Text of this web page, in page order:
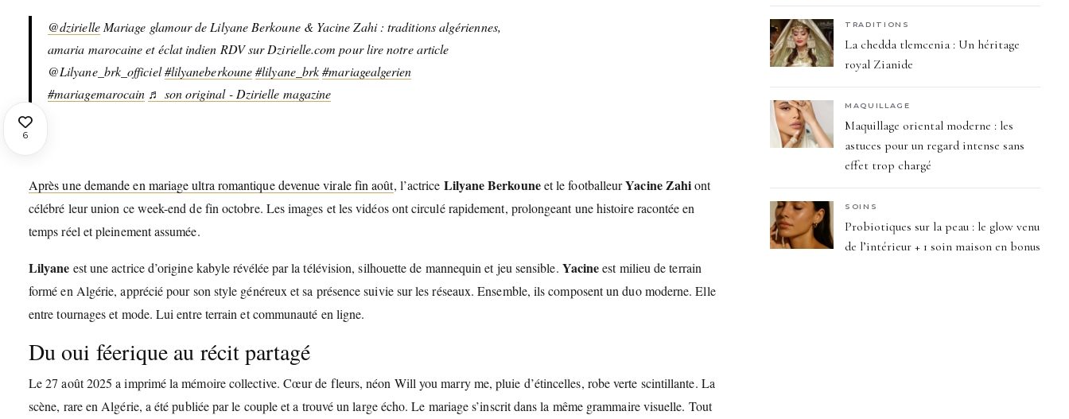
6
@dzirielleMariage glamour de Lilyane Berkoune & Yacine Zahi : traditions algériennes,
amaria marocaine et éclat indien RDV sur Dzirielle.com pour lire notre article
@Lilyane_brk_officiel#lilyaneberkoune#lilyane_brk #mariagealgerien
#mariagemarocain ♬ son original - Dzirielle magazine
Après une demande en mariage ultra romantique devenue virale fin août, l’actrice Lilyane Berkouneet le footballeurYacine Zahiont
célébré leur union ce week-end de fin octobre. Les images et les vidéos ont circulé rapidement, prolongeant une histoire racontée en
temps réel et pleinement assumée.
Lilyane est une actrice d’origine kabyle révélée par la télévision, silhouette de mannequin et jeu sensible. Yacineest milieu de terrain
formé en Algérie, apprécié pour son style généreux et sa présence suivie sur les réseaux. Ensemble, ils composent un duo moderne. Elle
entre tournages et mode. Lui entre terrain et communauté en ligne.
Du oui féerique au récit partagé
Le 27 août 2025 a imprimé la mémoire collective. Cœur de fleurs, néon Will you marry me, pluie d’étincelles, robe verte scintillante. La
scène, rare en Algérie, a été publiée par le couple et a trouvé un large écho. Le mariage s’inscrit dans la même grammaire visuelle. Tout
TRADITIONS
La chedda tlemcenia : Un héritage
royal Zianide
MAQUILLAGE
Maquillage oriental moderne : les
astuces pour un regard intense sans
effet trop chargé
SOINS
Probiotiques sur la peau : le glow venu
de l’intérieur + 1 soin maison en bonus